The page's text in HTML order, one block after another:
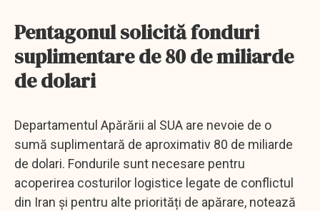
Pentagonul solicită fonduri
suplimentare de 80 de miliarde
de dolari
Departamentul Apărării al SUA are nevoie de o
sumă suplimentară de aproximativ 80 de miliarde
de dolari. Fondurile sunt necesare pentru
acoperirea costurilor logistice legate de conflictul
din Iran și pentru alte priorități de apărare, notează